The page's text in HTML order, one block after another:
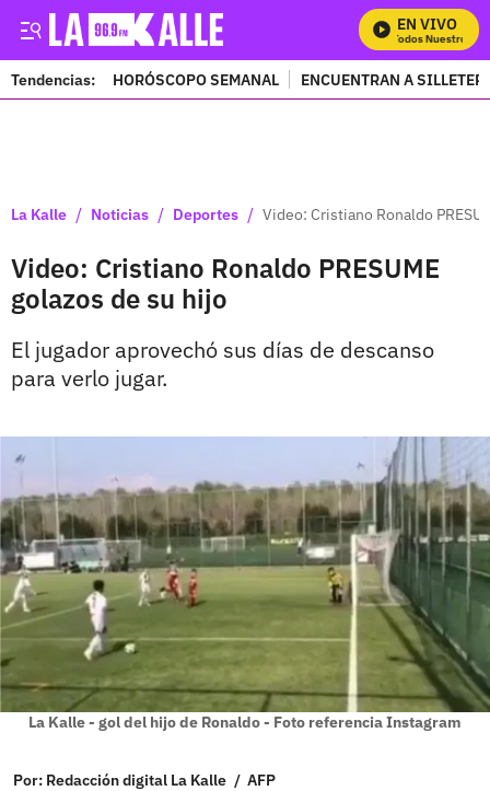
EN VIVO
Mira Todos Nuestros
Tendencias: HORÓSCOPO SEMANAL ENCUENTRAN A
La Kalle / Noticias / Deportes / Video: Cristiano Ronaldo
Video: Cristiano Ronaldo PRESUME
golazos de su hijo
El jugador aprovechó sus días de descanso
para verlo jugar.
La Kalle - gol del hijo de Ronaldo - Foto referencia Instagram
Por: Redacción digital La Kalle / AFP